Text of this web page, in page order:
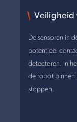
Veiligheid
De sensoren in
potentieel
detecteren. In
de robot binnen
stoppen.